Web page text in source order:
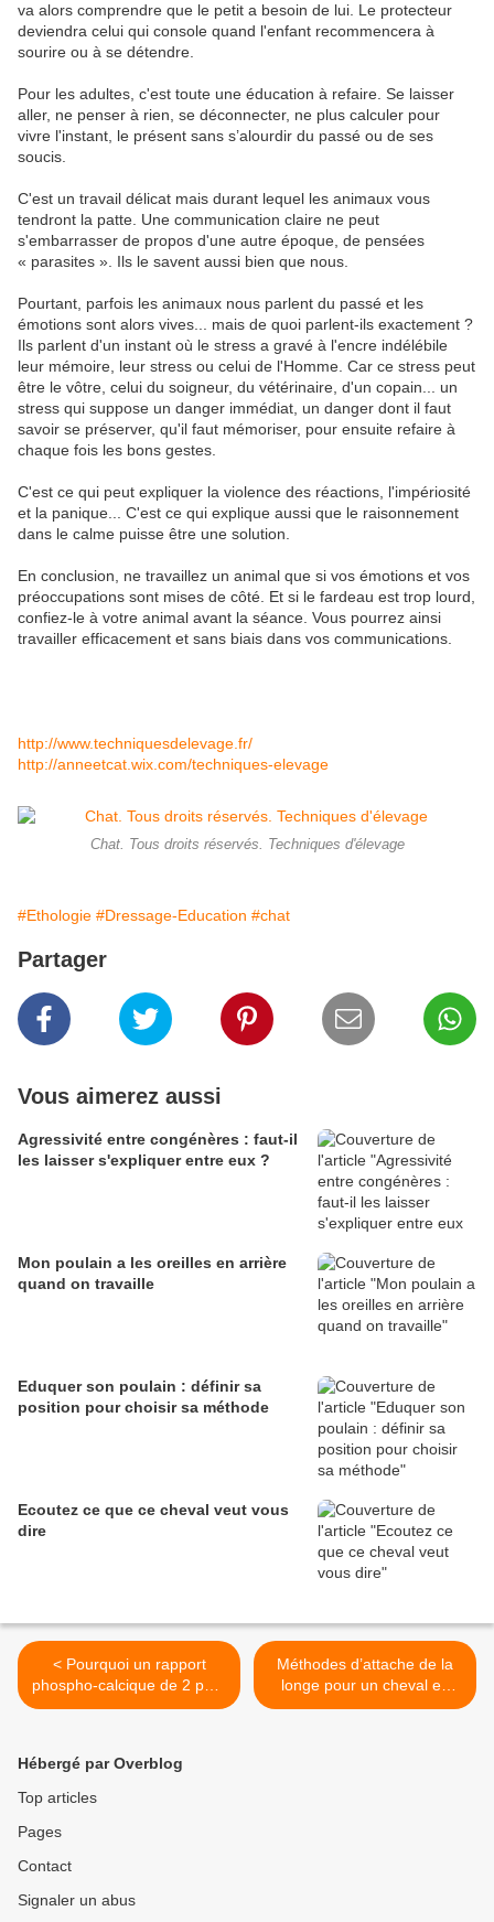
va alors comprendre que le petit a besoin de lui. Le protecteur
deviendra celui qui console quand l'enfant recommencera à
sourire ou à se détendre.
Pour les adultes, c'est toute une éducation à refaire. Se laisser
aller, ne penser à rien, se déconnecter, ne plus calculer pour
vivre l'instant, le présent sans s’alourdir du passé ou de ses
soucis.
C'est un travail délicat mais durant lequel les animaux vous
tendront la patte. Une communication claire ne peut
s'embarrasser de propos d'une autre époque, de pensées
« parasites ». Ils le savent aussi bien que nous.
Pourtant, parfois les animaux nous parlent du passé et les
émotions sont alors vives... mais de quoi parlent-ils exactement ?
Ils parlent d'un instant où le stress a gravé à l'encre indélébile
leur mémoire, leur stress ou celui de l'Homme. Car ce stress peut
être le vôtre, celui du soigneur, du vétérinaire, d'un copain... un
stress qui suppose un danger immédiat, un danger dont il faut
savoir se préserver, qu'il faut mémoriser, pour ensuite refaire à
chaque fois les bons gestes.
C'est ce qui peut expliquer la violence des réactions, l'impériosité
et la panique... C'est ce qui explique aussi que le raisonnement
dans le calme puisse être une solution.
En conclusion, ne travaillez un animal que si vos émotions et vos
préoccupations sont mises de côté. Et si le fardeau est trop lourd,
confiez-le à votre animal avant la séance. Vous pourrez ainsi
travailler efficacement et sans biais dans vos communications.
http://www.techniquesdelevage.fr/
http://anneetcat.wix.com/techniques-elevage
Chat. Tous droits réservés. Techniques d'élevage
#Ethologie #Dressage-Education #chat
Partager
Vous aimerez aussi
Agressivité entre congénères : faut-il
les laisser s'expliquer entre eux ?
Mon poulain a les oreilles en arrière
quand on travaille
Eduquer son poulain : définir sa
position pour choisir sa méthode
Ecoutez ce que ce cheval veut vous
dire
< Pourquoi un rapport
phospho-calcique de 2 pour
les chevaux âgés ?
Méthodes d’attache de la
longe pour un cheval en
filet avec surfaix >
Hébergé par Overblog
Top articles
Pages
Contact
Signaler un abus